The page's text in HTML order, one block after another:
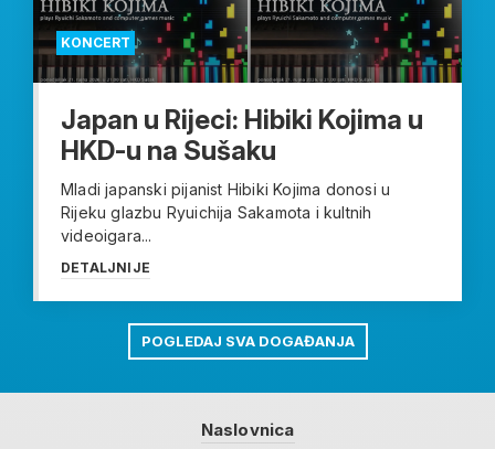
KONCERT
Japan u Rijeci: Hibiki Kojima u
HKD-u na Sušaku
Mladi japanski pijanist Hibiki Kojima donosi u
Rijeku glazbu Ryuichija Sakamota i kultnih
videoigara...
DETALJNIJE
POGLEDAJ SVA DOGAĐANJA
Naslovnica